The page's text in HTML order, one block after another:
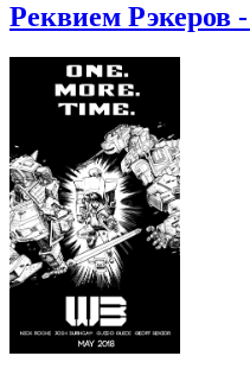
Реквием Рэкеров